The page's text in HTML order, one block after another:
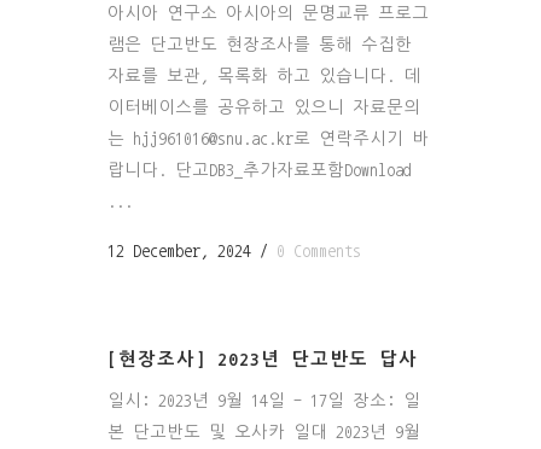
아시아 연구소 아시아의 문명교류 프로그
램은 단고반도 현장조사를 통해 수집한
자료를 보관, 목록화 하고 있습니다. 데
이터베이스를 공유하고 있으니 자료문의
는 hjj961016@snu.ac.kr로 연락주시기 바
랍니다. 단고DB3_추가자료포함Download
...
12 December, 2024 / 0 Comments
[현장조사] 2023년 단고반도 답사
일시: 2023년 9월 14일 - 17일 장소: 일
본 단고반도 및 오사카 일대 2023년 9월